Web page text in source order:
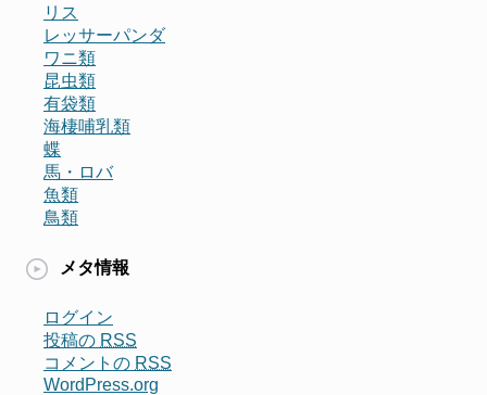
リス
レッサーパンダ
ワニ類
昆虫類
有袋類
海棲哺乳類
蝶
馬・ロバ
魚類
鳥類
メタ情報
ログイン
投稿の RSS
コメントの RSS
WordPress.org